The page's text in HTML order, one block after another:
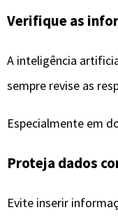
Verifique as
A inteligência
sempre revise as
Especialmente em
Proteja dados
Evite inserir